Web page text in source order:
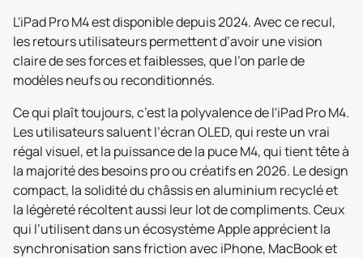
L'iPad Pro M4 est disponible depuis 2024. Avec ce recul,
les retours utilisateurs permettent d’avoir une vision
claire de ses forces et faiblesses, que l’on parle de
modèles neufs ou reconditionnés.
Ce qui plaît toujours, c’est la polyvalence de l'iPad Pro M4.
Les utilisateurs saluent l’écran OLED, qui reste un vrai
régal visuel, et la puissance de la puce M4, qui tient tête à
la majorité des besoins pro ou créatifs en 2026. Le design
compact, la solidité du châssis en aluminium recyclé et
la légèreté récoltent aussi leur lot de compliments. Ceux
qui l’utilisent dans un écosystème Apple apprécient la
synchronisation sans friction avec iPhone, MacBook et